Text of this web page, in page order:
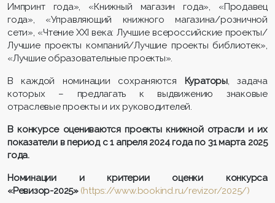
Импринт года», «Книжный магазин года», «Продавец
года», «Управляющий книжного магазина/розничной
сети», «Чтение XXI века: Лучшие всероссийские проекты/
Лучшие проекты компаний/Лучшие проекты библиотек»,
«Лучшие образовательные проекты».
В каждой номинации сохраняются Кураторы, задача
которых – предлагать к выдвижению знаковые
отраслевые проекты и их руководителей.
В конкурсе оцениваются проекты книжной отрасли и их
показатели в период с 1 апреля 2024 года по 31 марта 2025
года.
Номинации и критерии оценки конкурса
«Ревизор-2025» (https://www.bookind.ru/revizor/2025/)